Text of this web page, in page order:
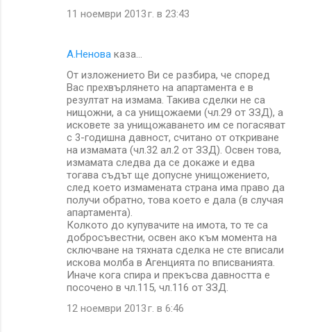
11 ноември 2013 г. в 23:43
А.Ненова каза…
От изложението Ви се разбира, че според
Вас прехвърлянето на апартамента е в
резултат на измама. Taкива сделки не са
нищожни, а са унищожаеми (чл.29 от ЗЗД), а
исковете за унищожаването им се погасяват
с 3-годишна давност, считано от откриване
на измамата (чл.32 ал.2 от ЗЗД). Освен това,
измамата следва да се докаже и едва
тогава съдът ще допусне унищожението,
след което измамената страна има право да
получи обратно, това което е дала (в случая
апартамента).
Колкото до купувачите на имота, то те са
добросъвестни, освен ако към момента на
сключване на тяхната сделка не сте вписали
искова молба в Агенцията по вписванията.
Иначе кога спира и прекъсва давността е
посочено в чл.115, чл.116 от ЗЗД.
12 ноември 2013 г. в 6:46